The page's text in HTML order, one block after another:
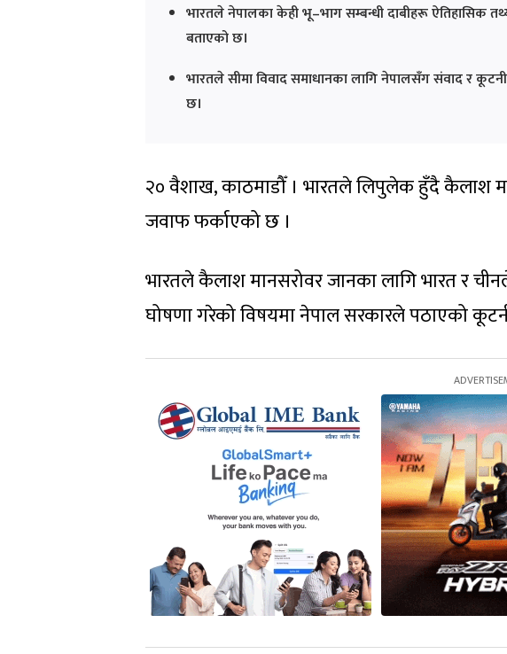
भारतले नेपालका केही भू–भाग सम्बन्धी दाबीहरू ऐतिहासिक
बताएको छ।
भारतले सीमा विवाद समाधानका लागि नेपालसँग संवाद र
छ।
२० वैशाख, काठमाडौँ । भारतले लिपुलेक हुँदै कैलाश
जवाफ फर्काएको छ ।
भारतले कैलाश मानसरोवर जानका लागि भारत र
घोषणा गरेको विषयमा नेपाल सरकारले पठाएको